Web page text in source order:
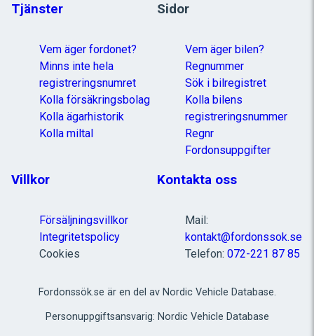
Tjänster
Vem äger fordonet?
Minns inte hela
registreringsnumret
Kolla försäkringsbolag
Kolla ägarhistorik
Kolla miltal
Sidor
Vem äger bilen?
Regnummer
Sök i bilregistret
Kolla bilens
registreringsnummer
Regnr
Fordonsuppgifter
Villkor
Försäljningsvillkor
Integritetspolicy
Cookies
Kontakta oss
Mail:
kontakt@fordonssok.se
Telefon: 072-221 87 85
Fordonssök.se är en del av Nordic Vehicle Database.
Personuppgiftsansvarig: Nordic Vehicle Database